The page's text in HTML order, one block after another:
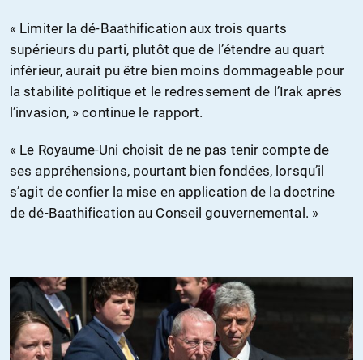
« Limiter la dé-Baathification aux trois quarts
supérieurs du parti, plutôt que de l’étendre au quart
inférieur, aurait pu être bien moins dommageable pour
la stabilité politique et le redressement de l’Irak après
l’invasion, » continue le rapport.
« Le Royaume-Uni choisit de ne pas tenir compte de
ses appréhensions, pourtant bien fondées, lorsqu’il
s’agit de confier la mise en application de la doctrine
de dé-Baathification au Conseil gouvernemental. »